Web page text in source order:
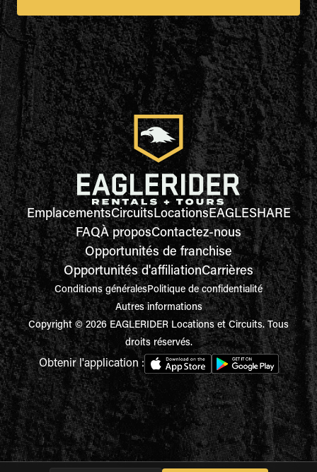
EmplacementsCircuitsLocationsEAGLESHARE
FAQÀ proposContactez-nous
Opportunités de franchise
Opportunités d'affiliationCarrières
Conditions généralesPolitique de confidentialité
Autres informations
Copyright © 2026 EAGLERIDER Locations et Circuits. Tous
droits réservés.
Obtenir l'application :